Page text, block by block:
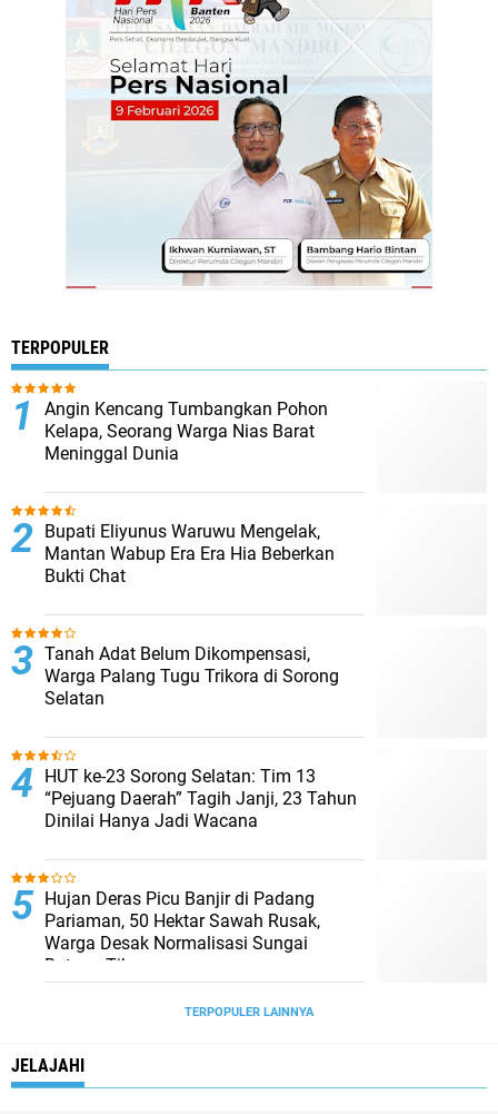
TERPOPULER
Angin Kencang Tumbangkan Pohon
Kelapa, Seorang Warga Nias Barat
Meninggal Dunia
Bupati Eliyunus Waruwu Mengelak,
Mantan Wabup Era Era Hia Beberkan
Bukti Chat
Tanah Adat Belum Dikompensasi,
Warga Palang Tugu Trikora di Sorong
Selatan
HUT ke-23 Sorong Selatan: Tim 13
“Pejuang Daerah” Tagih Janji, 23 Tahun
Dinilai Hanya Jadi Wacana
Hujan Deras Picu Banjir di Padang
Pariaman, 50 Hektar Sawah Rusak,
Warga Desak Normalisasi Sungai
Batang Tiku
TERPOPULER LAINNYA
JELAJAHI